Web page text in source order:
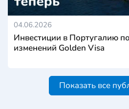
04.06.2026
Инвестиции в Португалию
изменений Golden Visa
Показать все